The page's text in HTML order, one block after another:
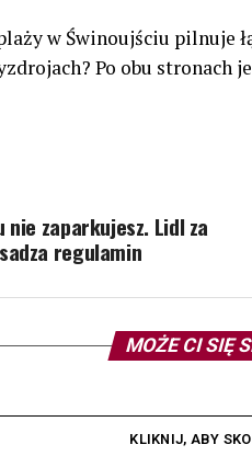
w Świnoujściu pilnuje
Po obu stronach
nie zaparkujesz. Lidl za
regulamin
MOŻE CI SIĘ
KLIKNIJ, ABY